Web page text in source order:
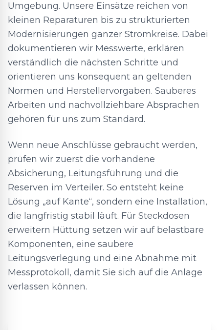
Umgebung. Unsere Einsätze reichen von
kleinen Reparaturen bis zu strukturierten
Modernisierungen ganzer Stromkreise. Dabei
dokumentieren wir Messwerte, erklären
verständlich die nächsten Schritte und
orientieren uns konsequent an geltenden
Normen und Herstellervorgaben. Sauberes
Arbeiten und nachvollziehbare Absprachen
gehören für uns zum Standard.
Wenn neue Anschlüsse gebraucht werden,
prüfen wir zuerst die vorhandene
Absicherung, Leitungsführung und die
Reserven im Verteiler. So entsteht keine
Lösung „auf Kante“, sondern eine Installation,
die langfristig stabil läuft. Für Steckdosen
erweitern Hüttung setzen wir auf belastbare
Komponenten, eine saubere
Leitungsverlegung und eine Abnahme mit
Messprotokoll, damit Sie sich auf die Anlage
verlassen können.